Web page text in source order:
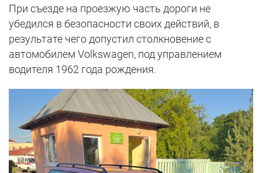
При съезде на проезжую часть дороги не
убедился в безопасности своих действий, в
результате чего допустил столкновение с
автомобилем Volkswagen, под управлением
водителя 1962 года рождения.